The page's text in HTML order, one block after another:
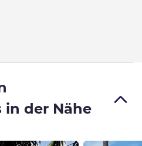
in der Nähe